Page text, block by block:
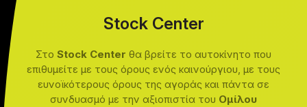
Stock Center
Στο Stock Center θα βρείτε το αυτοκίνητο που
επιθυμείτε με τους όρους ενός καινούργιου, με τους
ευνοϊκότερους όρους της αγοράς και πάντα σε
συνδυασμό με την αξιοπιστία του Ομίλου